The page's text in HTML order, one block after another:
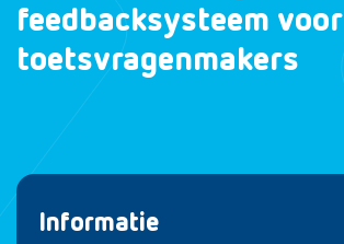
feedbacksysteem voor
toetsvragenmakers
Informatie